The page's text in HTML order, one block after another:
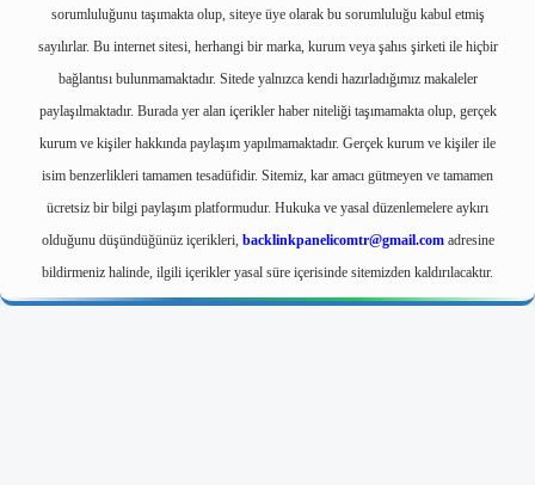
sorumluluğunu taşımakta olup, siteye üye olarak bu sorumluluğu kabul etmiş
sayılırlar. Bu internet sitesi, herhangi bir marka, kurum veya şahıs şirketi ile hiçbir
bağlantısı bulunmamaktadır. Sitede yalnızca kendi hazırladığımız makaleler
paylaşılmaktadır. Burada yer alan içerikler haber niteliği taşımamakta olup, gerçek
kurum ve kişiler hakkında paylaşım yapılmamaktadır. Gerçek kurum ve kişiler ile
isim benzerlikleri tamamen tesadüfidir. Sitemiz, kar amacı gütmeyen ve tamamen
ücretsiz bir bilgi paylaşım platformudur. Hukuka ve yasal düzenlemelere aykırı
olduğunu düşündüğünüz içerikleri, backlinkpanelicomtr@gmail.comadresine
bildirmeniz halinde, ilgili içerikler yasal süre içerisinde sitemizden kaldırılacaktır.